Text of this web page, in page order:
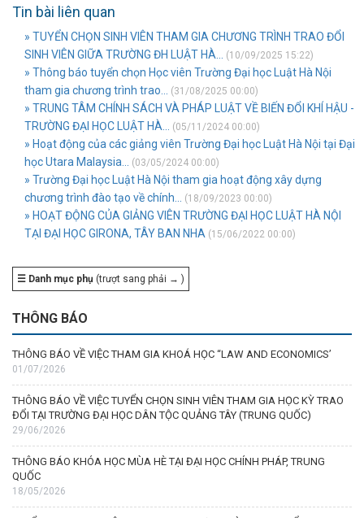
Tin bài liên quan
» TUYỂN CHỌN SINH VIÊN THAM GIA CHƯƠNG TRÌNH TRAO ĐỔI
SINH VIÊN GIỮA TRƯỜNG ĐH LUẬT HÀ... (10/09/2025 15:22)
» Thông báo tuyển chọn Học viên Trường Đại học Luật Hà Nội
tham gia chương trình trao... (31/08/2025 00:00)
» TRUNG TÂM CHÍNH SÁCH VÀ PHÁP LUẬT VỀ BIẾN ĐỔI KHÍ HẬU -
TRƯỜNG ĐẠI HỌC LUẬT HÀ... (05/11/2024 00:00)
» Hoạt động của các giảng viên Trường Đại học Luật Hà Nội tại Đại
học Utara Malaysia... (03/05/2024 00:00)
» Trường Đại học Luật Hà Nội tham gia hoạt động xây dựng
chương trình đào tạo về chính... (18/09/2023 00:00)
» HOẠT ĐỘNG CỦA GIẢNG VIÊN TRƯỜNG ĐẠI HỌC LUẬT HÀ NỘI
TẠI ĐẠI HỌC GIRONA, TÂY BAN NHA (15/06/2022 00:00)
☰ Danh mục phụ (trượt sang phải → )
THÔNG BÁO
THÔNG BÁO VỀ VIỆC THAM GIA KHOÁ HỌC “LAW AND ECONOMICS’
01/07/2026
THÔNG BÁO VỀ VIỆC TUYỂN CHỌN SINH VIÊN THAM GIA HỌC KỲ TRAO
ĐỔI TẠI TRƯỜNG ĐẠI HỌC DÂN TỘC QUẢNG TÂY (TRUNG QUỐC)
29/06/2026
THÔNG BÁO KHÓA HỌC MÙA HÈ TẠI ĐẠI HỌC CHÍNH PHÁP, TRUNG
QUỐC
18/05/2026